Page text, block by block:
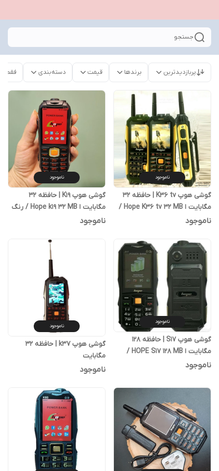
جستجو
پربازدیدترین برندها قیمت دسته‌بندی فقط
ناموجود
گوشی هوپ K36 tv | حافظه 32
مگابایت ا Hope K36 tv 32 MB /
رنگ رندوم
ناموجود
ناموجود
گوشی هوپ K19 | حافظه 32
مگابایت ا Hope k19 32 MB / رنگ
رندوم
ناموجود
ناموجود
گوشی هوپ S17 | حافظه 128
مگابایت ا HOPE S17 128 MB /
رنگ رندوم
ناموجود
ناموجود
گوشی هوپ k37 | حافظه 32
مگابایت
ناموجود